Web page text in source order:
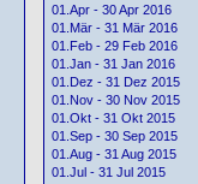
01.Apr - 30 Apr 2016
01.Mär - 31 Mär 2016
01.Feb - 29 Feb 2016
01.Jan - 31 Jan 2016
01.Dez - 31 Dez 2015
01.Nov - 30 Nov 2015
01.Okt - 31 Okt 2015
01.Sep - 30 Sep 2015
01.Aug - 31 Aug 2015
01.Jul - 31 Jul 2015